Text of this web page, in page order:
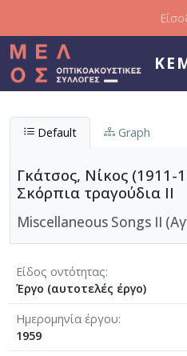
Default Graph
Γκάτσος, Νίκος (1911-
Σκόρπια τραγούδια II
Miscellaneous Songs II
Είδος οντότητας
Έργο (αυτοτελές έργο)
Ημερομηνία έργου
1959